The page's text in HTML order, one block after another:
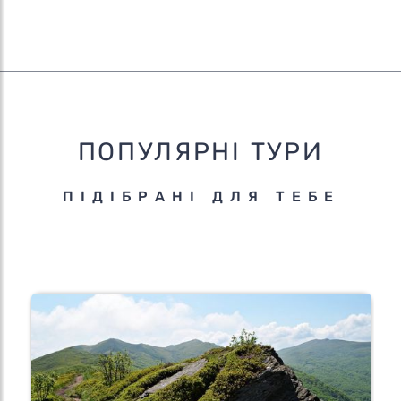
ПОПУЛЯРНІ ТУРИ
ПІДІБРАНІ ДЛЯ ТЕБЕ